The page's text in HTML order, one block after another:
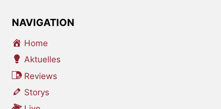
NAVIGATION
Home
Aktuelles
Reviews
Storys